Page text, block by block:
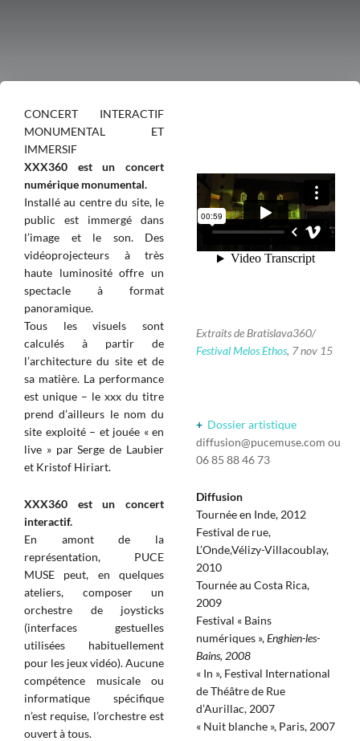
CONCERT INTERACTIF
MONUMENTAL ET
IMMERSIF
XXX360 est un concert
numérique monumental.
Installé au centre du site, le
public est immergé dans
l’image et le son. Des
vidéoprojecteurs à très
haute luminosité offre un
spectacle à format
panoramique.
Tous les visuels sont
calculés à partir de
l’architecture du site et de
sa matière. La performance
est unique – le xxx du titre
prend d’ailleurs le nom du
site exploité – et jouée « en
live » par Serge de Laubier
et Kristof Hiriart.
XXX360 est un concert
interactif.
En amont de la
représentation, PUCE
MUSE peut, en quelques
ateliers, composer un
orchestre de joysticks
(interfaces gestuelles
utilisées habituellement
pour les jeux vidéo). Aucune
compétence musicale ou
informatique spécifique
n’est requise, l’orchestre est
ouvert à tous.
Extraits de Bratislava360/
Festival Melos Ethos, 7 nov 15
+ Dossier artistique
diffusion@pucemuse.com ou
06 85 88 46 73
Diffusion
Tournée en Inde, 2012
Festival de rue,
L’Onde,Vélizy-Villacoublay,
2010
Tournée au Costa Rica,
2009
Festival « Bains
numériques »,Enghien-les-
Bains, 2008
« In », Festival International
de Théâtre de Rue
d’Aurillac, 2007
« Nuit blanche », Paris, 2007